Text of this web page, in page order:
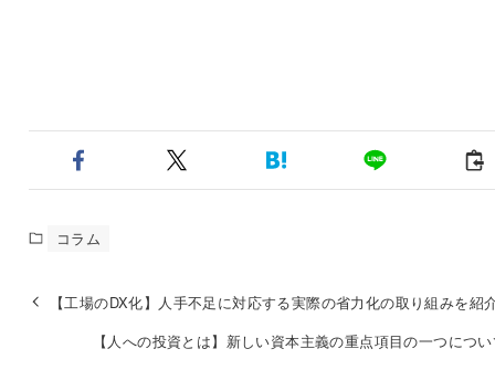
コラム
【工場のDX化】人手不足に対応する実際の省力化の取り組みを紹
【人への投資とは】新しい資本主義の重点項目の一つにつ